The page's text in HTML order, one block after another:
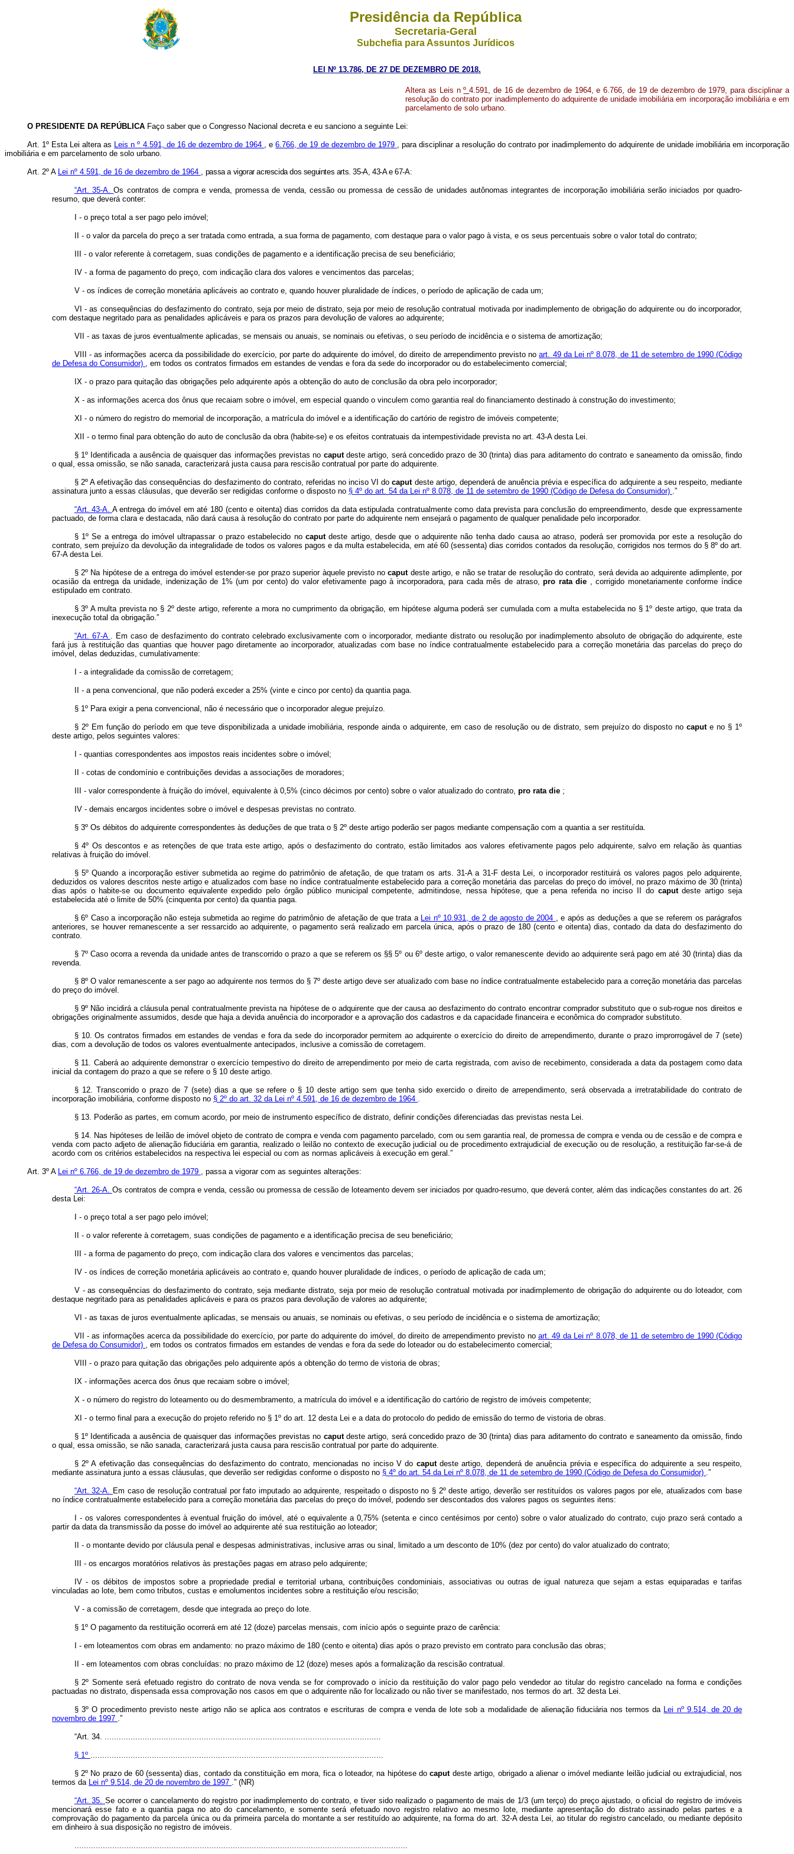
Presidência da República
Secretaria-Geral
Subchefia para Assuntos Jurídicos
LEI Nº 13.786, DE 27 DE DEZEMBRO DE 2018.
Altera as Leis nº4.591, de 16 de dezembro de 1964, e 6.766, de 19 de dezembro de 1979, para disciplinar a
resolução do contrato por inadimplemento do adquirente de unidade imobiliária em incorporação imobiliária e em
parcelamento de solo urbano.
O PRESIDENTE DA REPÚBLICA Faço saber que o Congresso Nacional decreta e eu sanciono a seguinte Lei:
Art. 1º Esta Lei altera as Leis nº 4.591, de 16 de dezembro de 1964 , e6.766, de 19 de dezembro de 1979 , para disciplinar a resolução do contrato por inadimplemento do adquirente de unidade imobiliária em incorporação
imobiliária e em parcelamento de solo urbano.
Art. 2º A Lei nº 4.591, de 16 de dezembro de 1964 , passa a vigorar acrescida dos seguintes arts. 35-A, 43-A e 67-A:
“Art. 35-A.Os contratos de compra e venda, promessa de venda, cessão ou promessa de cessão de unidades autônomas integrantes de incorporação imobiliária serão iniciados por quadro-
resumo, que deverá conter:
I - o preço total a ser pago pelo imóvel;
II - o valor da parcela do preço a ser tratada como entrada, a sua forma de pagamento, com destaque para o valor pago à vista, e os seus percentuais sobre o valor total do contrato;
III - o valor referente à corretagem, suas condições de pagamento e a identificação precisa de seu beneficiário;
IV - a forma de pagamento do preço, com indicação clara dos valores e vencimentos das parcelas;
V - os índices de correção monetária aplicáveis ao contrato e, quando houver pluralidade de índices, o período de aplicação de cada um;
VI - as consequências do desfazimento do contrato, seja por meio de distrato, seja por meio de resolução contratual motivada por inadimplemento de obrigação do adquirente ou do incorporador,
com destaque negritado para as penalidades aplicáveis e para os prazos para devolução de valores ao adquirente;
VII - as taxas de juros eventualmente aplicadas, se mensais ou anuais, se nominais ou efetivas, o seu período de incidência e o sistema de amortização;
VIII - as informações acerca da possibilidade do exercício, por parte do adquirente do imóvel, do direito de arrependimento previsto noart. 49 da Lei nº 8.078, de 11 de setembro de 1990 (Código
de Defesa do Consumidor) , em todos os contratos firmados em estandes de vendas e fora da sede do incorporador ou do estabelecimento comercial;
IX - o prazo para quitação das obrigações pelo adquirente após a obtenção do auto de conclusão da obra pelo incorporador;
X - as informações acerca dos ônus que recaiam sobre o imóvel, em especial quando o vinculem como garantia real do financiamento destinado à construção do investimento;
XI - o número do registro do memorial de incorporação, a matrícula do imóvel e a identificação do cartório de registro de imóveis competente;
XII - o termo final para obtenção do auto de conclusão da obra (habite-se) e os efeitos contratuais da intempestividade prevista no art. 43-A desta Lei.
§ 1º Identificada a ausência de quaisquer das informações previstas no caputdeste artigo, será concedido prazo de 30 (trinta) dias para aditamento do contrato e saneamento da omissão, findo
o qual, essa omissão, se não sanada, caracterizará justa causa para rescisão contratual por parte do adquirente.
§ 2º A efetivação das consequências do desfazimento do contrato, referidas no inciso VI docaput deste artigo, dependerá de anuência prévia e específica do adquirente a seu respeito, mediante
assinatura junto a essas cláusulas, que deverão ser redigidas conforme o disposto no § 4º do art. 54 da Lei nº 8.078, de 11 de setembro de 1990 (Código de Defesa do Consumidor) .”
“Art. 43-A. A entrega do imóvel em até 180 (cento e oitenta) dias corridos da data estipulada contratualmente como data prevista para conclusão do empreendimento, desde que expressamente
pactuado, de forma clara e destacada, não dará causa à resolução do contrato por parte do adquirente nem ensejará o pagamento de qualquer penalidade pelo incorporador.
§ 1º Se a entrega do imóvel ultrapassar o prazo estabelecido no caputdeste artigo, desde que o adquirente não tenha dado causa ao atraso, poderá ser promovida por este a resolução do
contrato, sem prejuízo da devolução da integralidade de todos os valores pagos e da multa estabelecida, em até 60 (sessenta) dias corridos contados da resolução, corrigidos nos termos do § 8º do art.
67-A desta Lei.
§ 2º Na hipótese de a entrega do imóvel estender-se por prazo superior àquele previsto nocaput deste artigo, e não se tratar de resolução do contrato, será devida ao adquirente adimplente, por
ocasião da entrega da unidade, indenização de 1% (um por cento) do valor efetivamente pago à incorporadora, para cada mês de atraso,pro rata die , corrigido monetariamente conforme índice
estipulado em contrato.
§ 3º A multa prevista no § 2º deste artigo, referente a mora no cumprimento da obrigação, em hipótese alguma poderá ser cumulada com a multa estabelecida no § 1º deste artigo, que trata da
inexecução total da obrigação.”
“Art. 67-A . Em caso de desfazimento do contrato celebrado exclusivamente com o incorporador, mediante distrato ou resolução por inadimplemento absoluto de obrigação do adquirente, este
fará jus à restituição das quantias que houver pago diretamente ao incorporador, atualizadas com base no índice contratualmente estabelecido para a correção monetária das parcelas do preço do
imóvel, delas deduzidas, cumulativamente:
I - a integralidade da comissão de corretagem;
II - a pena convencional, que não poderá exceder a 25% (vinte e cinco por cento) da quantia paga.
§ 1º Para exigir a pena convencional, não é necessário que o incorporador alegue prejuízo.
§ 2º Em função do período em que teve disponibilizada a unidade imobiliária, responde ainda o adquirente, em caso de resolução ou de distrato, sem prejuízo do disposto nocapute no § 1º
deste artigo, pelos seguintes valores:
I - quantias correspondentes aos impostos reais incidentes sobre o imóvel;
II - cotas de condomínio e contribuições devidas a associações de moradores;
III - valor correspondente à fruição do imóvel, equivalente à 0,5% (cinco décimos por cento) sobre o valor atualizado do contrato, pro rata die ;
IV - demais encargos incidentes sobre o imóvel e despesas previstas no contrato.
§ 3º Os débitos do adquirente correspondentes às deduções de que trata o § 2º deste artigo poderão ser pagos mediante compensação com a quantia a ser restituída.
§ 4º Os descontos e as retenções de que trata este artigo, após o desfazimento do contrato, estão limitados aos valores efetivamente pagos pelo adquirente, salvo em relação às quantias
relativas à fruição do imóvel.
§ 5º Quando a incorporação estiver submetida ao regime do patrimônio de afetação, de que tratam os arts. 31-A a 31-F desta Lei, o incorporador restituirá os valores pagos pelo adquirente,
deduzidos os valores descritos neste artigo e atualizados com base no índice contratualmente estabelecido para a correção monetária das parcelas do preço do imóvel, no prazo máximo de 30 (trinta)
dias após o habite-se ou documento equivalente expedido pelo órgão público municipal competente, admitindo­se, nessa hipótese, que a pena referida no inciso II do caputdeste artigo seja
estabelecida até o limite de 50% (cinquenta por cento) da quantia paga.
§ 6º Caso a incorporação não esteja submetida ao regime do patrimônio de afetação de que trata a Lei nº 10.931, de 2 de agosto de 2004 , e após as deduções a que se referem os parágrafos
anteriores, se houver remanescente a ser ressarcido ao adquirente, o pagamento será realizado em parcela única, após o prazo de 180 (cento e oitenta) dias, contado da data do desfazimento do
contrato.
§ 7º Caso ocorra a revenda da unidade antes de transcorrido o prazo a que se referem os §§ 5º ou 6º deste artigo, o valor remanescente devido ao adquirente será pago em até 30 (trinta) dias da
revenda.
§ 8º O valor remanescente a ser pago ao adquirente nos termos do § 7º deste artigo deve ser atualizado com base no índice contratualmente estabelecido para a correção monetária das parcelas
do preço do imóvel.
§ 9º Não incidirá a cláusula penal contratualmente prevista na hipótese de o adquirente que der causa ao desfazimento do contrato encontrar comprador substituto que o sub-rogue nos direitos e
obrigações originalmente assumidos, desde que haja a devida anuência do incorporador e a aprovação dos cadastros e da capacidade financeira e econômica do comprador substituto.
§ 10. Os contratos firmados em estandes de vendas e fora da sede do incorporador permitem ao adquirente o exercício do direito de arrependimento, durante o prazo improrrogável de 7 (sete)
dias, com a devolução de todos os valores eventualmente antecipados, inclusive a comissão de corretagem.
§ 11. Caberá ao adquirente demonstrar o exercício tempestivo do direito de arrependimento por meio de carta registrada, com aviso de recebimento, considerada a data da postagem como data
inicial da contagem do prazo a que se refere o § 10 deste artigo.
§ 12. Transcorrido o prazo de 7 (sete) dias a que se refere o § 10 deste artigo sem que tenha sido exercido o direito de arrependimento, será observada a irretratabilidade do contrato de
incorporação imobiliária, conforme disposto no § 2º do art. 32 da Lei nº 4.591, de 16 de dezembro de 1964 .
§ 13. Poderão as partes, em comum acordo, por meio de instrumento específico de distrato, definir condições diferenciadas das previstas nesta Lei.
§ 14. Nas hipóteses de leilão de imóvel objeto de contrato de compra e venda com pagamento parcelado, com ou sem garantia real, de promessa de compra e venda ou de cessão e de compra e
venda com pacto adjeto de alienação fiduciária em garantia, realizado o leilão no contexto de execução judicial ou de procedimento extrajudicial de execução ou de resolução, a restituição far-se-á de
acordo com os critérios estabelecidos na respectiva lei especial ou com as normas aplicáveis à execução em geral.”
Art. 3º A Lei nº 6.766, de 19 de dezembro de 1979 , passa a vigorar com as seguintes alterações:
“Art. 26-A. Os contratos de compra e venda, cessão ou promessa de cessão de loteamento devem ser iniciados por quadro-resumo, que deverá conter, além das indicações constantes do art. 26
desta Lei:
I - o preço total a ser pago pelo imóvel;
II - o valor referente à corretagem, suas condições de pagamento e a identificação precisa de seu beneficiário;
III - a forma de pagamento do preço, com indicação clara dos valores e vencimentos das parcelas;
IV - os índices de correção monetária aplicáveis ao contrato e, quando houver pluralidade de índices, o período de aplicação de cada um;
V - as consequências do desfazimento do contrato, seja mediante distrato, seja por meio de resolução contratual motivada por inadimplemento de obrigação do adquirente ou do loteador, com
destaque negritado para as penalidades aplicáveis e para os prazos para devolução de valores ao adquirente;
VI - as taxas de juros eventualmente aplicadas, se mensais ou anuais, se nominais ou efetivas, o seu período de incidência e o sistema de amortização;
VII - as informações acerca da possibilidade do exercício, por parte do adquirente do imóvel, do direito de arrependimento previsto no art. 49 da Lei nº 8.078, de 11 de setembro de 1990 (Código
de Defesa do Consumidor) , em todos os contratos firmados em estandes de vendas e fora da sede do loteador ou do estabelecimento comercial;
VIII - o prazo para quitação das obrigações pelo adquirente após a obtenção do termo de vistoria de obras;
IX - informações acerca dos ônus que recaiam sobre o imóvel;
X - o número do registro do loteamento ou do desmembramento, a matrícula do imóvel e a identificação do cartório de registro de imóveis competente;
XI - o termo final para a execução do projeto referido no § 1º do art. 12 desta Lei e a data do protocolo do pedido de emissão do termo de vistoria de obras.
§ 1º Identificada a ausência de quaisquer das informações previstas no caputdeste artigo, será concedido prazo de 30 (trinta) dias para aditamento do contrato e saneamento da omissão, findo
o qual, essa omissão, se não sanada, caracterizará justa causa para rescisão contratual por parte do adquirente.
§ 2º A efetivação das consequências do desfazimento do contrato, mencionadas no inciso V do caputdeste artigo, dependerá de anuência prévia e específica do adquirente a seu respeito,
mediante assinatura junto a essas cláusulas, que deverão ser redigidas conforme o disposto no § 4º do art. 54 da Lei nº 8.078, de 11 de setembro de 1990 (Código de Defesa do Consumidor) .”
“Art. 32-A. Em caso de resolução contratual por fato imputado ao adquirente, respeitado o disposto no § 2º deste artigo, deverão ser restituídos os valores pagos por ele, atualizados com base
no índice contratualmente estabelecido para a correção monetária das parcelas do preço do imóvel, podendo ser descontados dos valores pagos os seguintes itens:
I - os valores correspondentes à eventual fruição do imóvel, até o equivalente a 0,75% (setenta e cinco centésimos por cento) sobre o valor atualizado do contrato, cujo prazo será contado a
partir da data da transmissão da posse do imóvel ao adquirente até sua restituição ao loteador;
II - o montante devido por cláusula penal e despesas administrativas, inclusive arras ou sinal, limitado a um desconto de 10% (dez por cento) do valor atualizado do contrato;
III - os encargos moratórios relativos às prestações pagas em atraso pelo adquirente;
IV - os débitos de impostos sobre a propriedade predial e territorial urbana, contribuições condominiais, associativas ou outras de igual natureza que sejam a estas equiparadas e tarifas
vinculadas ao lote, bem como tributos, custas e emolumentos incidentes sobre a restituição e/ou rescisão;
V - a comissão de corretagem, desde que integrada ao preço do lote.
§ 1º O pagamento da restituição ocorrerá em até 12 (doze) parcelas mensais, com início após o seguinte prazo de carência:
I - em loteamentos com obras em andamento: no prazo máximo de 180 (cento e oitenta) dias após o prazo previsto em contrato para conclusão das obras;
II - em loteamentos com obras concluídas: no prazo máximo de 12 (doze) meses após a formalização da rescisão contratual.
§ 2º Somente será efetuado registro do contrato de nova venda se for comprovado o início da restituição do valor pago pelo vendedor ao titular do registro cancelado na forma e condições
pactuadas no distrato, dispensada essa comprovação nos casos em que o adquirente não for localizado ou não tiver se manifestado, nos termos do art. 32 desta Lei.
§ 3º O procedimento previsto neste artigo não se aplica aos contratos e escrituras de compra e venda de lote sob a modalidade de alienação fiduciária nos termos da Lei nº 9.514, de 20 de
novembro de 1997 .”
“Art. 34. .....................................................................................................................
§ 1º ............................................................................................................................
§ 2º No prazo de 60 (sessenta) dias, contado da constituição em mora, fica o loteador, na hipótese docaput deste artigo, obrigado a alienar o imóvel mediante leilão judicial ou extrajudicial, nos
termos da Lei nº 9.514, de 20 de novembro de 1997 .” (NR)
“Art. 35.Se ocorrer o cancelamento do registro por inadimplemento do contrato, e tiver sido realizado o pagamento de mais de 1/3 (um terço) do preço ajustado, o oficial do registro de imóveis
mencionará esse fato e a quantia paga no ato do cancelamento, e somente será efetuado novo registro relativo ao mesmo lote, mediante apresentação do distrato assinado pelas partes e a
comprovação do pagamento da parcela única ou da primeira parcela do montante a ser restituído ao adquirente, na forma do art. 32-A desta Lei, ao titular do registro cancelado, ou mediante depósito
em dinheiro à sua disposição no registro de imóveis.
.............................................................................................................................................